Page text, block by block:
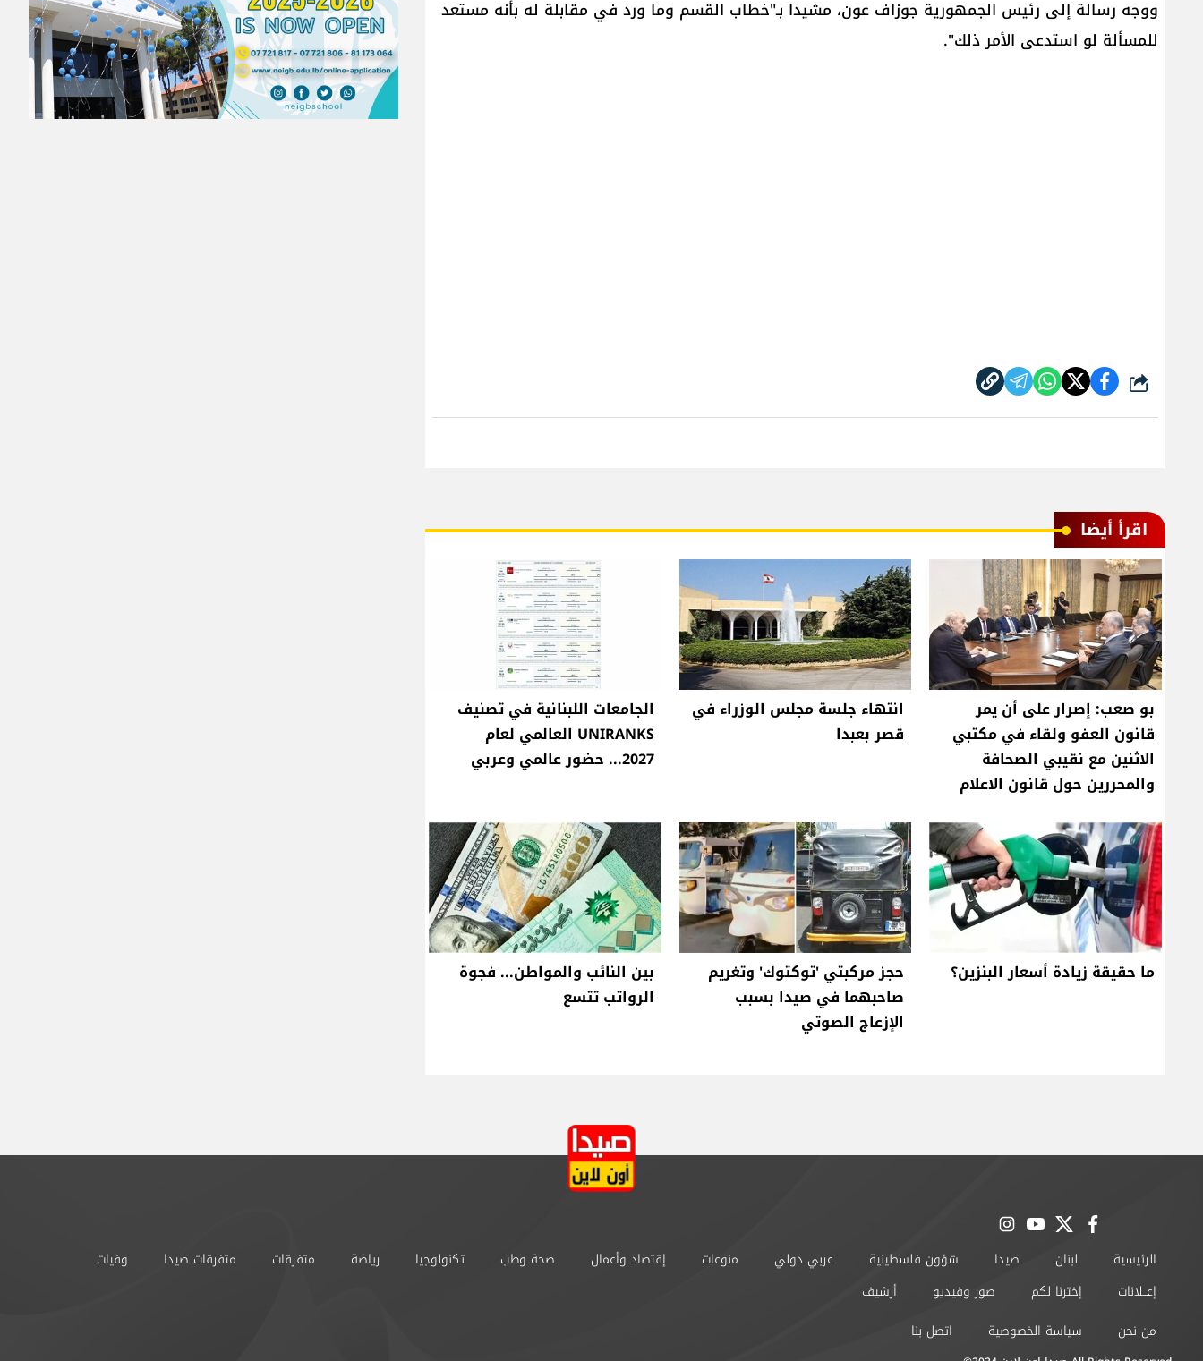
ووجه رسالة إلى رئيس الجمهورية جوزاف عون، مشيدا بـ"خطاب القسم وما ورد في مقابلة له بأنه مستعد
للمسألة لو استدعى الأمر ذلك".
شارك
اقرأ أيضا
بو صعب: إصرار على أن يمر
قانون العفو ولقاء في مكتبي
الاثنين مع نقيبي الصحافة
والمحررين حول قانون الاعلام
انتهاء جلسة مجلس الوزراء في
قصر بعبدا
الجامعات اللبنانية في تصنيف
UNIRANKS العالمي لعام
2027... حضور عالمي وعربي
ما حقيقة زيادة أسعار البنزين؟
حجز مركبتي 'توكتوك' وتغريم
صاحبهما في صيدا بسبب
الإزعاج الصوتي
بين النائب والمواطن... فجوة
الرواتب تتسع
facebook
twitter
youtube
instagram
الرئيسية لبنان صيدا شؤون فلسطينية عربي دولي منوعات إقتصاد وأعمال صحة وطب تكنولوجيا رياضة متفرقات متفرقات صيدا
وفيات
إعــلانات
إخترنا لكم صور وفيديو
أرشيف
من نحن
سياسة الخصوصية اتصل بنا